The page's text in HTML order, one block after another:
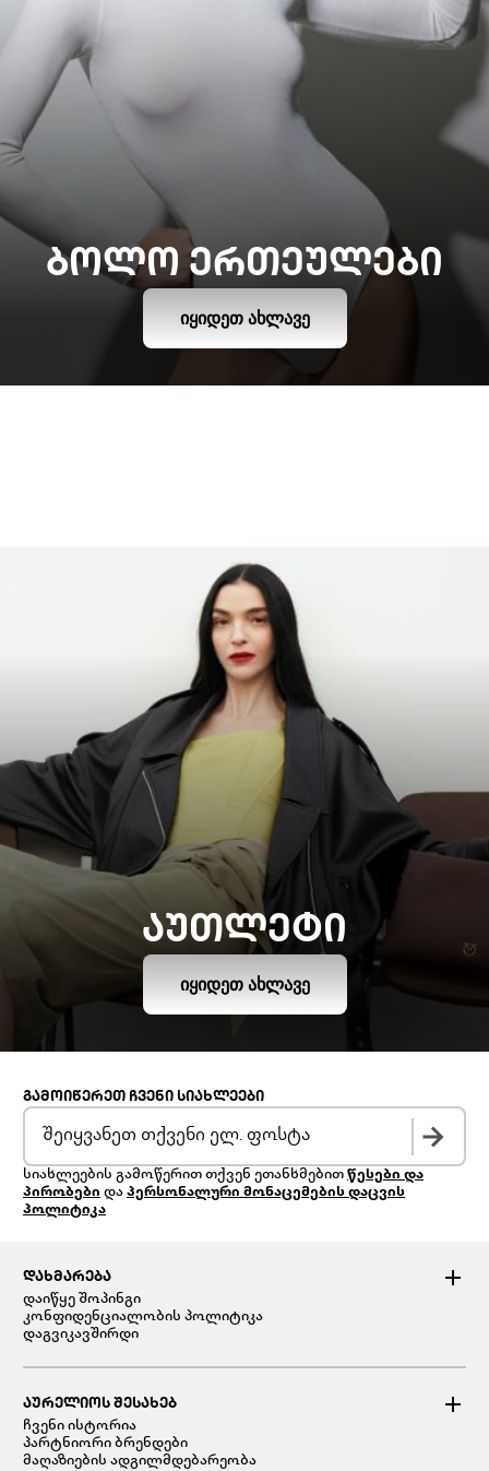
ᲑᲝᲚᲝ ᲔᲠᲗᲔᲣᲚᲔᲑᲘ
ᲘᲧᲘᲓᲔᲗ ᲐᲮᲚᲐᲕᲔ
ᲐᲣᲗᲚᲔᲢᲘ
ᲘᲧᲘᲓᲔᲗ ᲐᲮᲚᲐᲕᲔ
ᲓᲐᲮᲛᲐᲠᲔᲑᲐ
დაიწყე შოპინგი
კონფიდენციალობის პოლიტიკა
დაგვიკავშირდი
ᲐᲣᲠᲔᲚᲘᲝᲡ ᲨᲔᲡᲐᲮᲔᲑ
ჩვენი ისტორია
პარტნიორი ბრენდები
მაღაზიების ადგილმდებარეობა
ᲒᲐᲛᲝᲘᲬᲔᲠᲔᲗ ᲩᲕᲔᲜᲘ ᲡᲘᲐᲮᲚᲔᲔᲑᲘ
სიახლეების გამოწერით თქვენ ეთანხმებით წესები და
პირობები და პერსონალური მონაცემების დაცვის
პოლიტიკა